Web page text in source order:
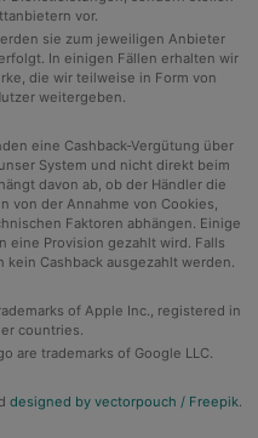
vor.
sie zum jeweiligen Anbieter
In einigen Fällen erhalten wir
die wir teilweise in Form von
weitergeben.
eine Cashback-Vergütung über
System und nicht direkt beim
davon ab, ob der Händler die
von der Annahme von Cookies,
Faktoren abhängen. Einige
eine Provision gezahlt wird. Falls
kein Cashback ausgezahlt werden.
of Apple Inc., registered in
countries.
are trademarks of Google LLC.
designed by vectorpouch / Freepik.